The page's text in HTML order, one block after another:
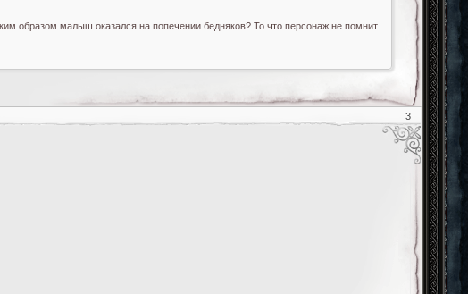
образом малыш оказался на попечении бедняков? То что персонаж не помнит
3